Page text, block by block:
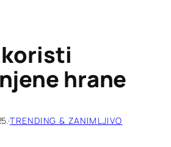
hrane
·TRENDING & ZANIMLJIVO